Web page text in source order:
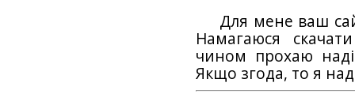
Для мене ваш
Намагаюся
чином прохаю
Якщо згода, то я